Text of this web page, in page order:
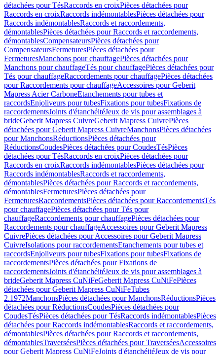
détachées pour TésRaccords en croixPièces détachées pour
Raccords en croixRaccords indémontablesPièces détachées pour
Raccords indémontablesRaccords et raccordements,
démontablesPièces détachées pour Raccords et raccordements,
démontablesCompensateursPièces détachées pour
CompensateursFermeturesPièces détachées pour
FermeturesManchons pour chauffagePièces détachées pour
Manchons pour chauffageTés pour chauffagePièces détachées pour
Tés pour chauffageRaccordements pour chauffagePièces détachées
pour Raccordements pour chauffageAccessoires pour Geberit
Mapress Acier CarboneEtanchements pour tubes et
raccordsEnjoliveurs pour tubesFixations pour tubesFixations de
raccordementsJoints d'étanchéitéJeux de vis pour assemblages à
brideGeberit Mapress CuivreGeberit Mapress CuivrePièces
détachées pour Geberit Mapress CuivreManchonsPièces détachées
pour ManchonsRéductionsPièces détachées pour
RéductionsCoudesPièces détachées pour CoudesTésPièces
détachées pour TésRaccords en croixPièces détachées pour
Raccords en croixRaccords indémontablesPièces détachées pour
Raccords indémontablesRaccords et raccordements,
démontablesPièces détachées pour Raccords et raccordements,
démontablesFermeturesPièces détachées pour
FermeturesRaccordementsPièces détachées pour RaccordementsTés
pour chauffagePièces détachées pour Tés pour
chauffageRaccordements pour chauffagePièces détachées pour
Raccordements pour chauffageAccessoires pour Geberit Mapress
CuivrePièces détachées pour Accessoires pour Geberit Mapress
CuivreIsolations pour raccordementsEtanchements pour tubes et
raccordsEnjoliveurs pour tubesFixations pour tubesFixations de
raccordementsPièces détachées pour Fixations de
raccordementsJoints d'étanchéitéJeux de vis pour assemblages à
brideGeberit Mapress CuNiFeGeberit Mapress CuNiFePièces
détachées pour Geberit Mapress CuNiFeTubes
2.1972ManchonsPièces détachées pour ManchonsRéductionsPièces
détachées pour RéductionsCoudesPièces détachées pour
CoudesTésPièces détachées pour TésRaccords indémontablesPièces
détachées pour Raccords indémontablesRaccords et raccordements,
démontablesPièces détachées pour Raccords et raccordements,
démontablesTraverséesPièces détachées pour TraverséesAccessoires
pour Geberit Mapress CuNiFeJoints d'étanchéitéJeux de vis pour